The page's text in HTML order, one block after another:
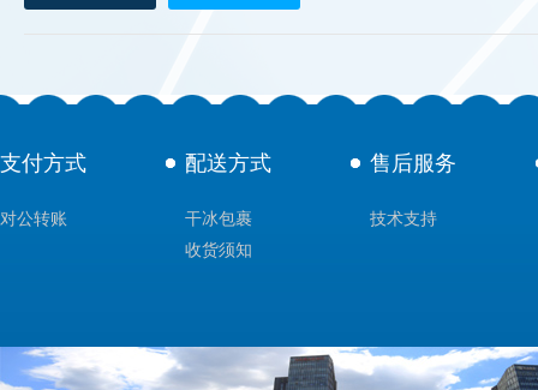
Abbexa AbD Serotec
支付方式
对公转账
配送方式
干冰包裹
收货须知
售后服务
技术支持